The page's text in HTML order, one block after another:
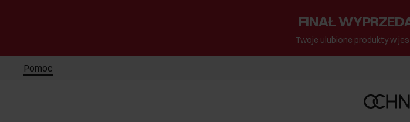
FINAŁ
Twoje ulubione produkty w
Pomoc